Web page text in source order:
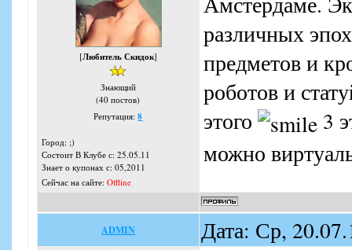
[Любитель Скидок]
Знающий
(40 постов)
Репутация:8
Город: ;)
Состоит В Клубе с: 25.05.11
Знает о купонах с: 05,2011
Сейчас на сайте: Offline
различных
предметов и
роботов и
этого
3
можно
ADMIN Дата: Ср,